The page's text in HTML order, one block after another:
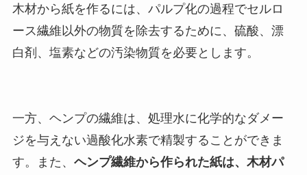
木材から紙を作るには、パルプ化の過程でセルロ
ース繊維以外の物質を除去するために、硫酸、漂
白剤、塩素などの汚染物質を必要とします。
一方、ヘンプの繊維は、処理水に化学的なダメー
ジを与えない過酸化水素で精製することができま
す。また、 ヘンプ繊維から作られた紙は、木材パ